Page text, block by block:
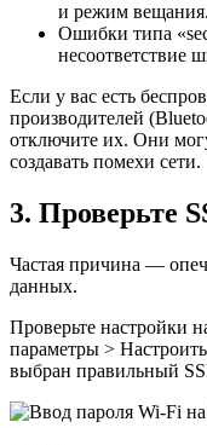
и режим вещания.
Ошибки типа
несоответствие
Если у вас есть
производителей
отключите их. Они
создавать помехи сети.
3. Проверьте
Частая причина —
данных.
Проверьте настройки
параметры >
выбран правильный